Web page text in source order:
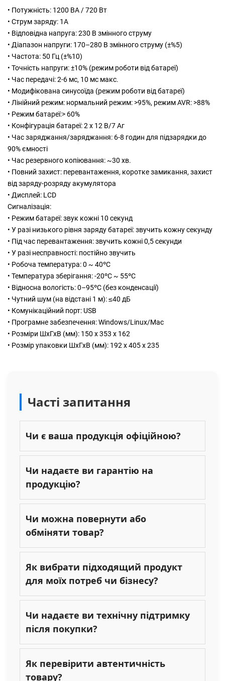
• Потужність: 1200 ВА / 720 Вт
• Струм заряду: 1А
• Відповідна напруга: 230 В змінного струму
• Діапазон напруги: 170–280 В змінного струму (±%5)
• Частота: 50 Гц (±%10)
• Точність напруги: ±10% (режим роботи від батареї)
• Час передачі: 2-6 мс, 10 мс макс.
• Модифікована синусоїда (режим роботи від батареї)
• Лінійний режим: нормальний режим: >95%, режим AVR: >88%
• Режим батареї:> 60%
• Конфігурація батареї: 2 х 12 В/7 Аг
• Час заряджання/заряджання: 6-8 годин для підзарядки до
90% ємності
• Час резервного копіювання: ~30 хв.
• Повний захист: перевантаження, коротке замикання, захист
від заряду-розряду акумулятора
• Дисплей: LCD
Сигналізація:
• Режим батареї: звук кожні 10 секунд
• У разі низького рівня заряду батареї: звучить кожну секунду
• Під час перевантаження: звучить кожні 0,5 секунди
• У разі несправності: постійно звучить
• Робоча температура: 0 ~ 40ºC
• Температура зберігання: -20ºC ~ 55ºC
• Відносна вологість: 0–95ºC (без конденсації)
• Чутний шум (на відстані 1 м): ≤40 дБ
• Комунікаційний порт: USB
• Програмне забезпечення: Windows/Linux/Mac
• Розміри ШхГхВ (мм): 150 x 353 x 162
• Розмір упаковки ШхГхВ (мм): 192 x 405 x 235
Часті запитання
Чи є ваша продукція офіційною?
Чи надаєте ви гарантію на
продукцію?
Чи можна повернути або
обміняти товар?
Як вибрати підходящий продукт
для моїх потреб чи бізнесу?
Чи надаєте ви технічну підтримку
після покупки?
Як перевірити автентичність
товару?